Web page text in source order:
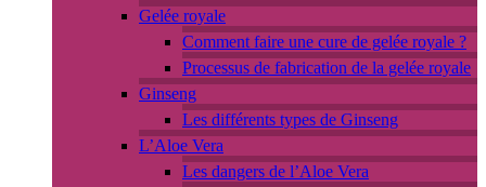
Gelée royale
Comment faire une cure de gelée royale ?
Processus de fabrication de la gelée royale
Ginseng
Les différents types de Ginseng
L’Aloe Vera
Les dangers de l’Aloe Vera